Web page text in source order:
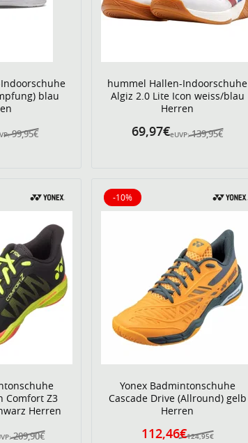
blau
99,95€
hummel Hallen-Indoorschuhe
Algiz 2.0 Lite Icon weiss/blau
Herren
eUVP: 139,95€
69,97€
Comfort Z3
Herren
209,90€
Yonex Badmintonschuhe
Cascade Drive (Allround) gelb
Herren
124,95€
112,46€
-10%
10% reduziert